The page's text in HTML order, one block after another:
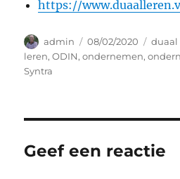
https://
Auteur
admin
Geplaatst
op
08/02/2020 duaal
leren,ODIN,ondernemen,
Syntra
Geef een reactie